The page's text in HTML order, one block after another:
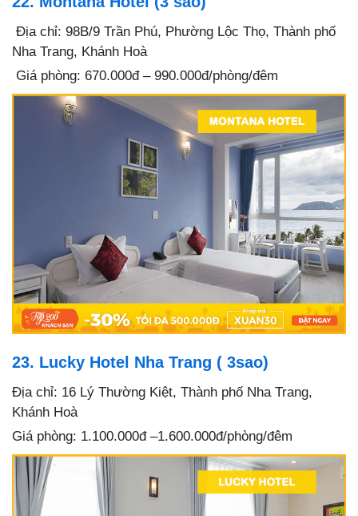
Địa chỉ: 98B/9 Trần Phú, Phường Lộc Thọ, Thành phố
Nha Trang, Khánh Hoà
Giá phòng: 670.000đ – 990.000đ/phòng/đêm
23. Lucky Hotel Nha Trang ( 3sao)
Địa chỉ: 16 Lý Thường Kiệt, Thành phố Nha Trang,
Khánh Hoà
Giá phòng: 1.100.000đ –1.600.000đ/phòng/đêm